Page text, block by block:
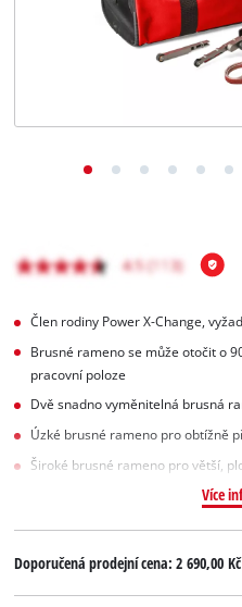
Člen rodiny Power X-Change,
Brusné rameno se může otočit o
pracovní poloze
Dvě snadno vyměnitelná brusná
Úzké brusné rameno pro obtížně
Široké brusné rameno pro větší,
Více
Doporučená prodejní cena:2 690,00 Kč